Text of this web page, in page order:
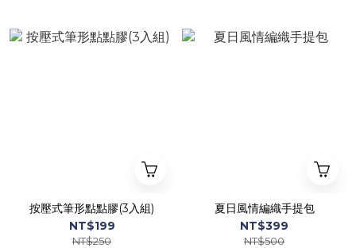
按壓式筆形點點膠(3入組)
NT$199
NT$250
夏日風情編織手提包
NT$399
NT$500